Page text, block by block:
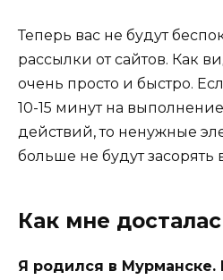
Теперь вас не будут
рассылки от сайтов. Как
очень просто и быстро.
10-15 минут на
действий, то ненужные
больше не будут засорять
Как мне
Я родился в